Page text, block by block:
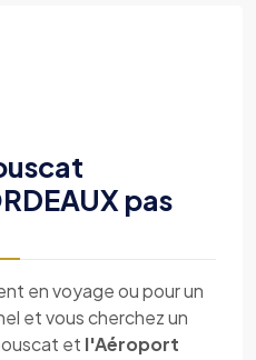
pas
en voyage ou pour un
et vous cherchez un
et l'Aéroport